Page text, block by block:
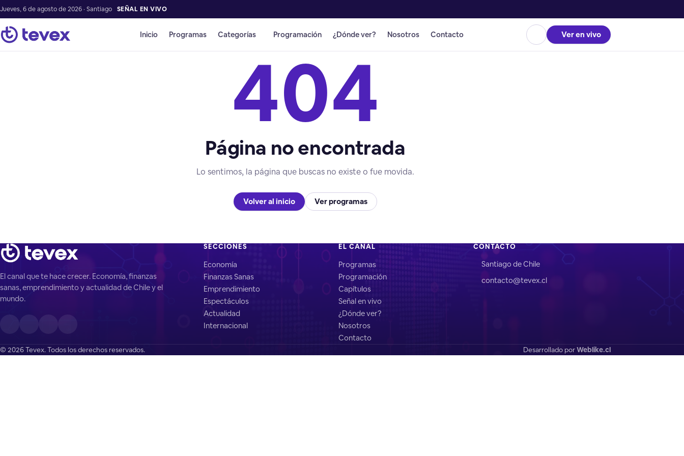
Jueves, 6 de agosto de 2026 · Santiago SEÑAL EN VIVO
Inicio Programas Categorías Programación ¿Dónde ver? Nosotros Contacto Ver en vivo
404
Página no encontrada
Lo sentimos, la página que buscas no existe o fue movida.
Volver al inicio Ver programas
El canal que te hace crecer. Economía, finanzas
sanas, emprendimiento y actualidad de Chile y el
mundo.
SECCIONES
Economía
Finanzas Sanas
Emprendimiento
Espectáculos
Actualidad
Internacional
EL CANAL
Programas
Programación
Capítulos
Señal en vivo
¿Dónde ver?
Nosotros
Contacto
CONTACTO
Santiago de Chile
contacto@tevex.cl
© 2026 Tevex. Todos los derechos reservados. Desarrollado porWeblike.cl